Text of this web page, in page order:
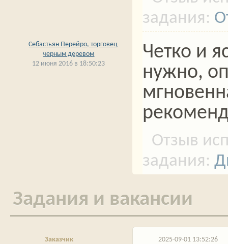
Четко и
нужно,
Себастьян Перейро, торговец
черным деревом
12 июня 2016 в 18:50:23
Задания и вакансии
Заказчик
2025-09-01 13:52:26